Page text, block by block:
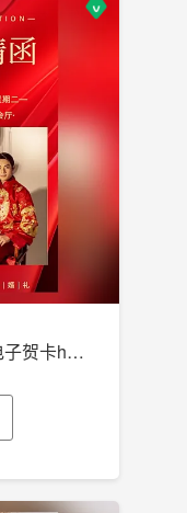
婚礼邀请函电子请柬电子贺卡h5制作